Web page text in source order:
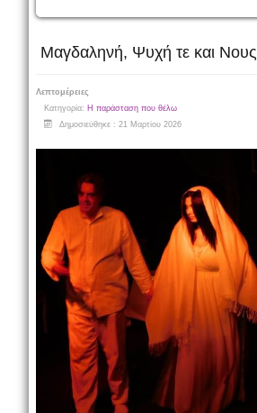
Μαγδαληνή, Ψυχή τε και Νους
Λεπτομέρειες
Κατηγορία: Η παράσταση που θέλω
Δημοσιεύθηκε : 21 Μαρτίου 2026